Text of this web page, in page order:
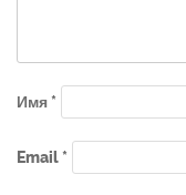
Имя*
Email*